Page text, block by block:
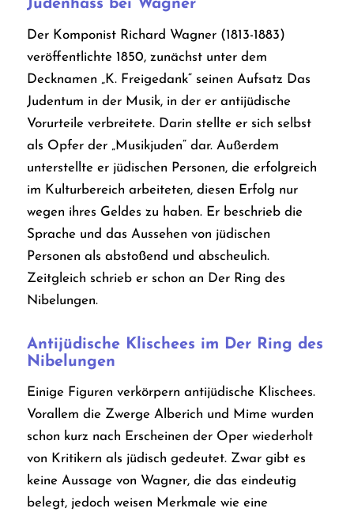
Judenhass bei Wagner
Der Komponist Richard Wagner (1813-1883)
veröffentlichte 1850, zunächst unter dem
Decknamen „K. Freigedank“ seinen Aufsatz Das
Judentum in der Musik, in der er antijüdische
Vorurteile verbreitete. Darin stellte er sich selbst
als Opfer der „Musikjuden“ dar. Außerdem
unterstellte er jüdischen Personen, die erfolgreich
im Kulturbereich arbeiteten, diesen Erfolg nur
wegen ihres Geldes zu haben. Er beschrieb die
Sprache und das Aussehen von jüdischen
Personen als abstoßend und abscheulich.
Zeitgleich schrieb er schon an Der Ring des
Nibelungen.
Antijüdische Klischees im Der Ring des
Nibelungen
Einige Figuren verkörpern antijüdische Klischees.
Vorallem die Zwerge Alberich und Mime wurden
schon kurz nach Erscheinen der Oper wiederholt
von Kritikern als jüdisch gedeutet. Zwar gibt es
keine Aussage von Wagner, die das eindeutig
belegt, jedoch weisen Merkmale wie eine